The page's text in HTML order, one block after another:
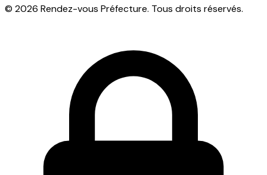
© 2026 Rendez-vous Préfecture. Tous droits réservés.